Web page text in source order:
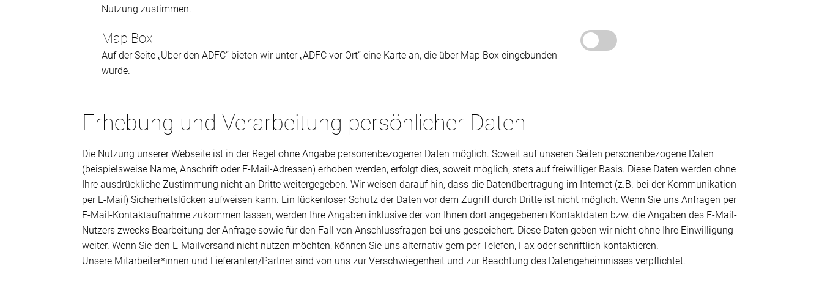
Nutzung zustimmen.
Map Box
Auf der Seite „Über den ADFC“ bieten wir unter „ADFC vor Ort“ eine Karte an, die über Map Box eingebunden
wurde.
Erhebung und Verarbeitung persönlicher Daten
Die Nutzung unserer Webseite ist in der Regel ohne Angabe personenbezogener Daten möglich. Soweit auf unseren Seiten personenbezogene Daten
(beispielsweise Name, Anschrift oder E-Mail-Adressen) erhoben werden, erfolgt dies, soweit möglich, stets auf freiwilliger Basis. Diese Daten werden ohne
Ihre ausdrückliche Zustimmung nicht an Dritte weitergegeben. Wir weisen darauf hin, dass die Datenübertragung im Internet (z.B. bei der Kommunikation
per E-Mail) Sicherheitslücken aufweisen kann. Ein lückenloser Schutz der Daten vor dem Zugriff durch Dritte ist nicht möglich. Wenn Sie uns Anfragen per
E-Mail-Kontaktaufnahme zukommen lassen, werden Ihre Angaben inklusive der von Ihnen dort angegebenen Kontaktdaten bzw. die Angaben des E-Mail-
Nutzers zwecks Bearbeitung der Anfrage sowie für den Fall von Anschlussfragen bei uns gespeichert. Diese Daten geben wir nicht ohne Ihre Einwilligung
weiter. Wenn Sie den E-Mailversand nicht nutzen möchten, können Sie uns alternativ gern per Telefon, Fax oder schriftlich kontaktieren.
Unsere Mitarbeiter*innen und Lieferanten/Partner sind von uns zur Verschwiegenheit und zur Beachtung des Datengeheimnisses verpflichtet.